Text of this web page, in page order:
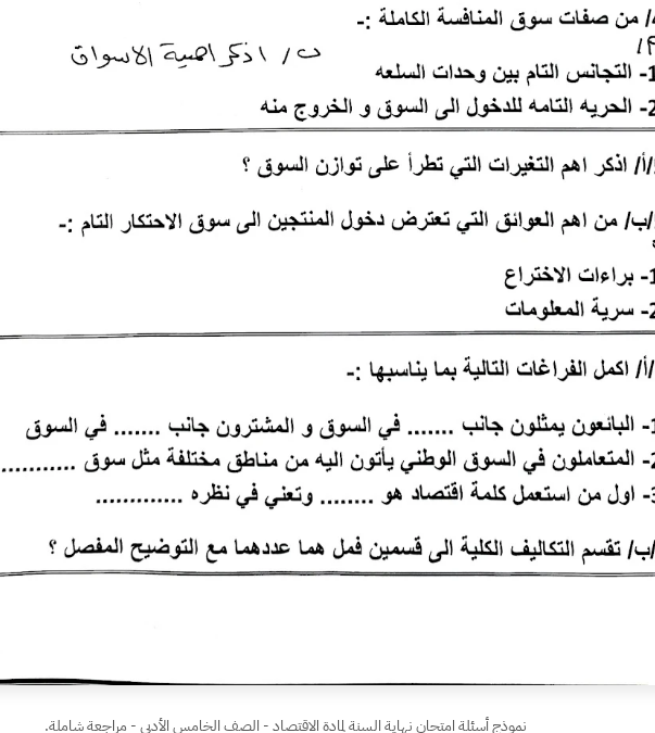
نموذج أسئلة امتحان نهاية السنة لمادة الاقتصاد - الصف الخامس الأدبي - مراجعة شاملة.